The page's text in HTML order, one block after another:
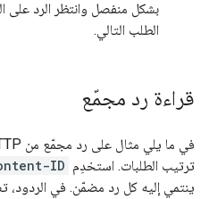
بشكل منفصل وانتظر الرد على
الطلب التالي.
قراءة رد مجمّع
ترتيب الطلبات. استخدِم ID
ينتمي إليه كل رد مضمّن. في الردود،